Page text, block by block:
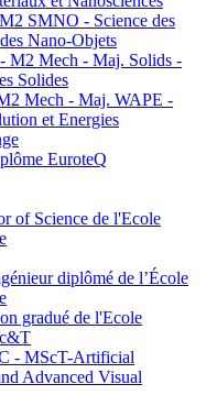
SMNO - Science des
Nano-Objets
M2 Mech - Maj. Solids -
Solides
Mech - Maj. WAPE -
et Energies
EuroteQ
of Science de l'Ecole
diplômé de l’École
gradué de l'Ecole
- MScT-Artificial
Advanced Visual